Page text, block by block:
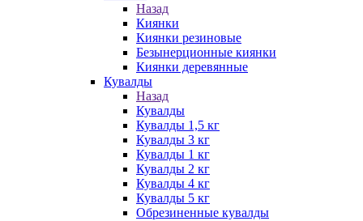
Назад
Киянки
Киянки резиновые
Безынерционные киянки
Киянки деревянные
Кувалды
Назад
Кувалды
Кувалды 1,5 кг
Кувалды 3 кг
Кувалды 1 кг
Кувалды 2 кг
Кувалды 4 кг
Кувалды 5 кг
Обрезиненные кувалды